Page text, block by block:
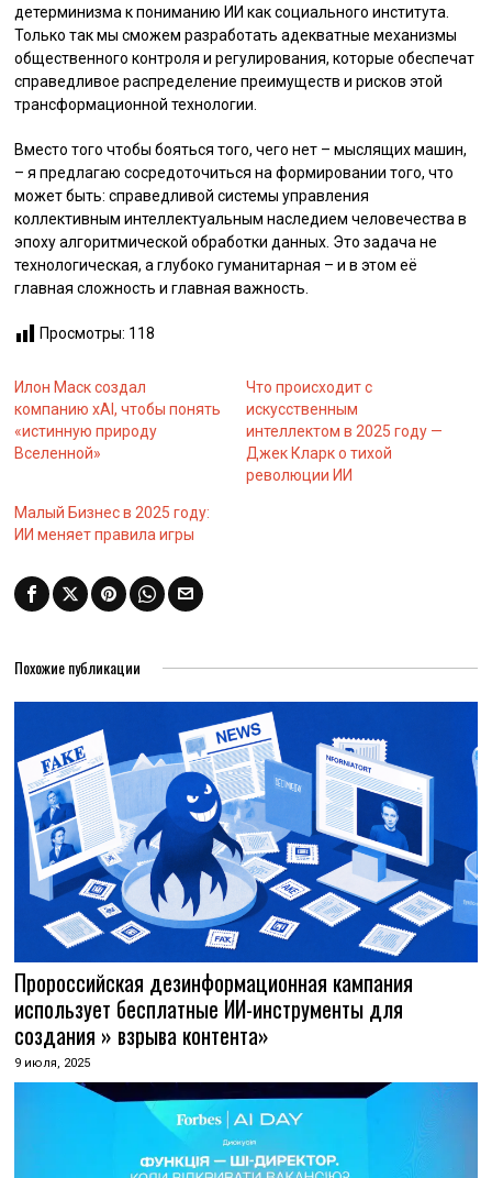
детерминизма к пониманию ИИ как социального института.
Только так мы сможем разработать адекватные механизмы
общественного контроля и регулирования, которые обеспечат
справедливое распределение преимуществ и рисков этой
трансформационной технологии.
Вместо того чтобы бояться того, чего нет – мыслящих машин,
– я предлагаю сосредоточиться на формировании того, что
может быть: справедливой системы управления
коллективным интеллектуальным наследием человечества в
эпоху алгоритмической обработки данных. Это задача не
технологическая, а глубоко гуманитарная – и в этом её
главная сложность и главная важность.
Просмотры: 118
Илон Маск создал
компанию xAI, чтобы понять
«истинную природу
Вселенной»
Что происходит с
искусственным
интеллектом в 2025 году —
Джек Кларк о тихой
революции ИИ
Малый Бизнес в 2025 году:
ИИ меняет правила игры
Похожие публикации
Пророссийская дезинформационная кампания
использует бесплатные ИИ-инструменты для
создания » взрыва контента»
9 июля, 2025